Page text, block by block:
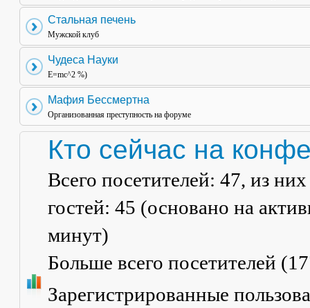
Стальная печень
Мужской клуб
Чудеса Науки
E=mc^2 %)
Мафия Бессмертна
Организованная преступность на форуме
Кто сейчас на
Всего посетителей: 47, из
гостей: 45 (основано на
минут)
Больше всего посетителей (
Зарегистрированные